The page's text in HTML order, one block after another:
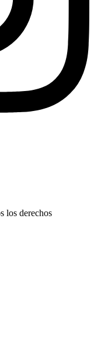
los derechos